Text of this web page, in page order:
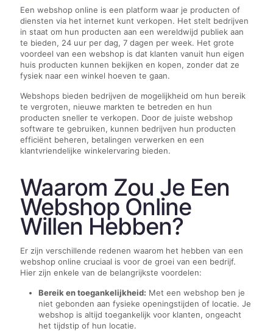
Een webshop online is een platform waar je producten of
diensten via het internet kunt verkopen. Het stelt bedrijven
in staat om hun producten aan een wereldwijd publiek aan
te bieden, 24 uur per dag, 7 dagen per week. Het grote
voordeel van een webshop is dat klanten vanuit hun eigen
huis producten kunnen bekijken en kopen, zonder dat ze
fysiek naar een winkel hoeven te gaan.
Webshops bieden bedrijven de mogelijkheid om hun bereik
te vergroten, nieuwe markten te betreden en hun
producten sneller te verkopen. Door de juiste webshop
software te gebruiken, kunnen bedrijven hun producten
efficiënt beheren, betalingen verwerken en een
klantvriendelijke winkelervaring bieden.
Waarom Zou Je Een
Webshop Online
Willen Hebben?
Er zijn verschillende redenen waarom het hebben van een
webshop online cruciaal is voor de groei van een bedrijf.
Hier zijn enkele van de belangrijkste voordelen:
Bereik en toegankelijkheid: Met een webshop ben je
niet gebonden aan fysieke openingstijden of locatie. Je
webshop is altijd toegankelijk voor klanten, ongeacht
het tijdstip of hun locatie.